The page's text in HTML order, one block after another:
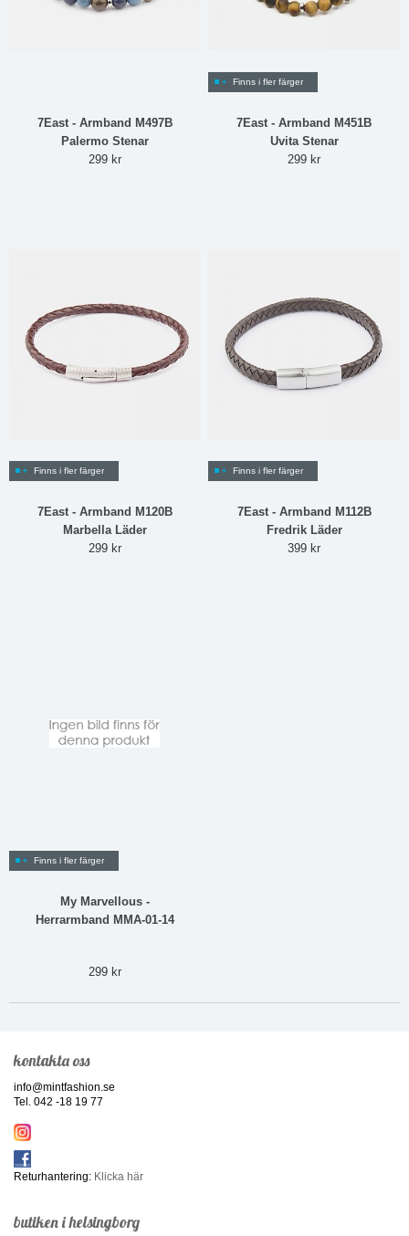
7East - Armband M497B
Palermo Stenar
299 kr
Finns i fler färger
7East - Armband M451B
Uvita Stenar
299 kr
Finns i fler färger
7East - Armband M120B
Marbella Läder
299 kr
Finns i fler färger
7East - Armband M112B
Fredrik Läder
399 kr
Finns i fler färger
My Marvellous -
Herrarmband MMA-01-14
299 kr
kontakta oss
info@mintfashion.se
Tel. 042 -18 19 77
Returhantering: Klicka här
butiken i helsingborg